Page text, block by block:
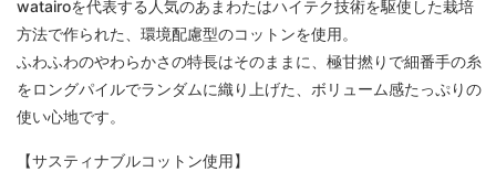
watairoを代表する人気のあまわたはハイテク技術を駆使した栽培
方法で作られた、環境配慮型のコットンを使用。
ふわふわのやわらかさの特長はそのままに、極甘撚りで細番手の糸
をロングパイルでランダムに織り上げた、ボリューム感たっぷりの
使い心地です。
【サスティナブルコットン使用】